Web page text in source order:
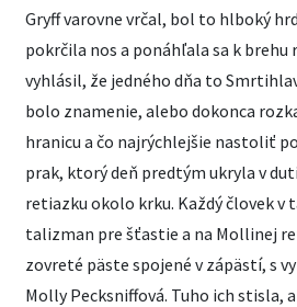
Gryff varovne vrčal, bol to hlboký
pokrčila nos a ponáhľala sa k brehu
vyhlásil, že jedného dňa to
bolo znamenie, alebo dokonca
hranicu a čo najrýchlejšie nastoliť
prak, ktorý deň predtým ukryla v
retiazku okolo krku. Každý človek v
talizman pre šťastie a na Mollinej
zovreté päste spojené v zápästí, s
Molly Pecksniffová. Tuho ich stisla,